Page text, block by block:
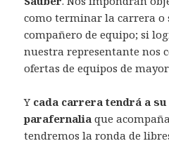
como terminar la carrera o
compañero de equipo; si
nuestra representante nos
ofertas de equipos de
Y cada carrera tendrá a
parafernalia que
tendremos la ronda de